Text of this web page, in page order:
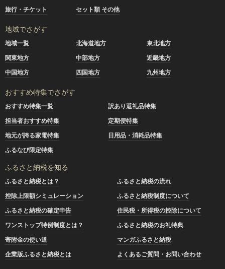
旅行・チケット
セット類 その他
地域でさがす
地域一覧 北海道地方
東北地方
関東地方
中部地方
近畿地方
中国地方
四国地方 九州地方
おすすめ特集でさがす
おすすめ特集一覧
訳あり返礼品特集
担当者おすすめ特集
定期便特集
地元が誇る家電特集
日用品・消耗品特集
ふるなび限定特集
ふるさと納税を知る
ふるさと納税とは？
ふるさと納税の流れ
控除上限額シミュレーション
ふるさと納税制度について
ふるさと納税の確定申告
住民税・所得税の控除について
ワンストップ特例制度とは？
ふるさと納税のお礼特典
寄附金の使い道
マンガふるさと納税
企業版ふるさと納税とは
よくあるご質問・お問い合わせ